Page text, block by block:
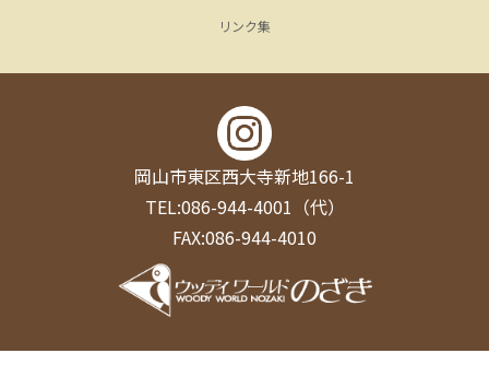
リンク集
岡山市東区西大寺新地166-1
TEL:086-944-4001（代）
FAX:086-944-4010